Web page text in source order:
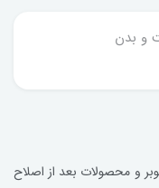
و بدن
و محصولات بعد از اصلاح